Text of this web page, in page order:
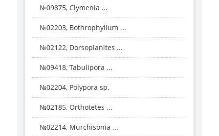
№09875, Clymenia ...
№02203, Bothrophyllum ...
№02122, Dorsoplanites ...
№09418, Tabulipora ...
№02204, Polypora sp.
№02185, Orthotetes ...
№02214, Murchisonia ...